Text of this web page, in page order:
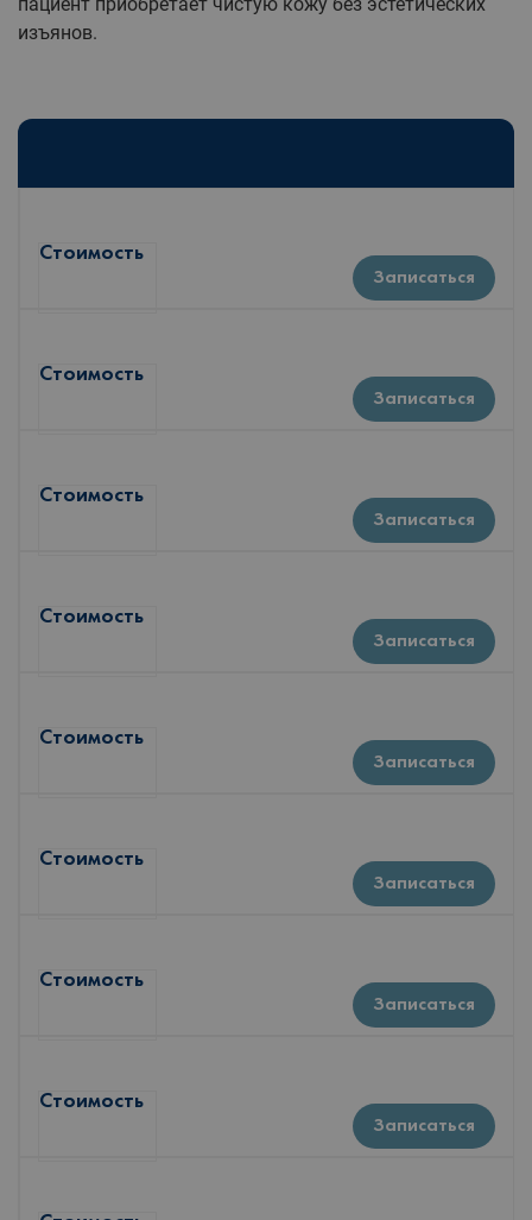
пациент приобретает чистую кожу без эстетических
изъянов.
Стоимость
Записаться
Стоимость
Записаться
Стоимость
Записаться
Стоимость
Записаться
Стоимость
Записаться
Стоимость
Записаться
Стоимость
Записаться
Стоимость
Записаться